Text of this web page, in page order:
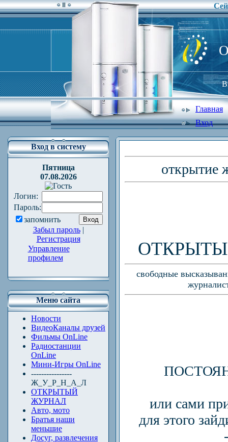
Главная
Вход
Вход в систему
Пятница
07.08.2026
Логин:
Пароль:
запомнить
Забыл пароль|
Регистрация
Управление
профилем
Меню сайта
Новости
ВидеоКаналы друзей
Фильмы OnLine
Радиостанции
OnLine
Мини-Игры OnLine
----------------
Ж_У_Р_Н_А_Л
ОТКРЫТЫЙ
ЖУРНАЛ
Авто, мото
Братья наши
меньшие
Досуг, развлечения
открытие
свободные
или сами
для этого